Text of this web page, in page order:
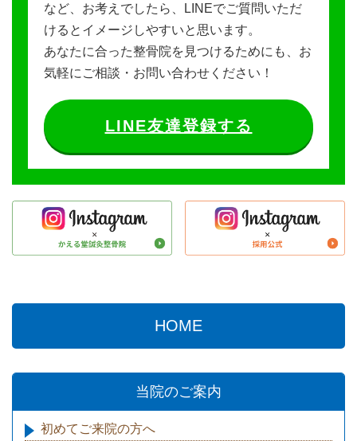
など、お考えでしたら、LINEでご質問いただ
けるとイメージしやすいと思います。
あなたに合った整骨院を見つけるためにも、お
気軽にご相談・お問い合わせください！
LINE友達登録する
HOME
当院のご案内
初めてご来院の方へ